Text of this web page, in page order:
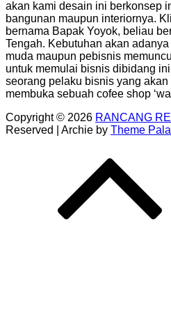
akan kami desain ini berkonsep
bangunan maupun interiornya.
bernama Bapak Yoyok, beliau
Tengah. Kebutuhan akan
muda maupun pebisnis
untuk memulai bisnis dibidang
seorang pelaku bisnis yang
membuka sebuah cofee shop
Copyright © 2026 RANCANG
Reserved | Archie by Theme